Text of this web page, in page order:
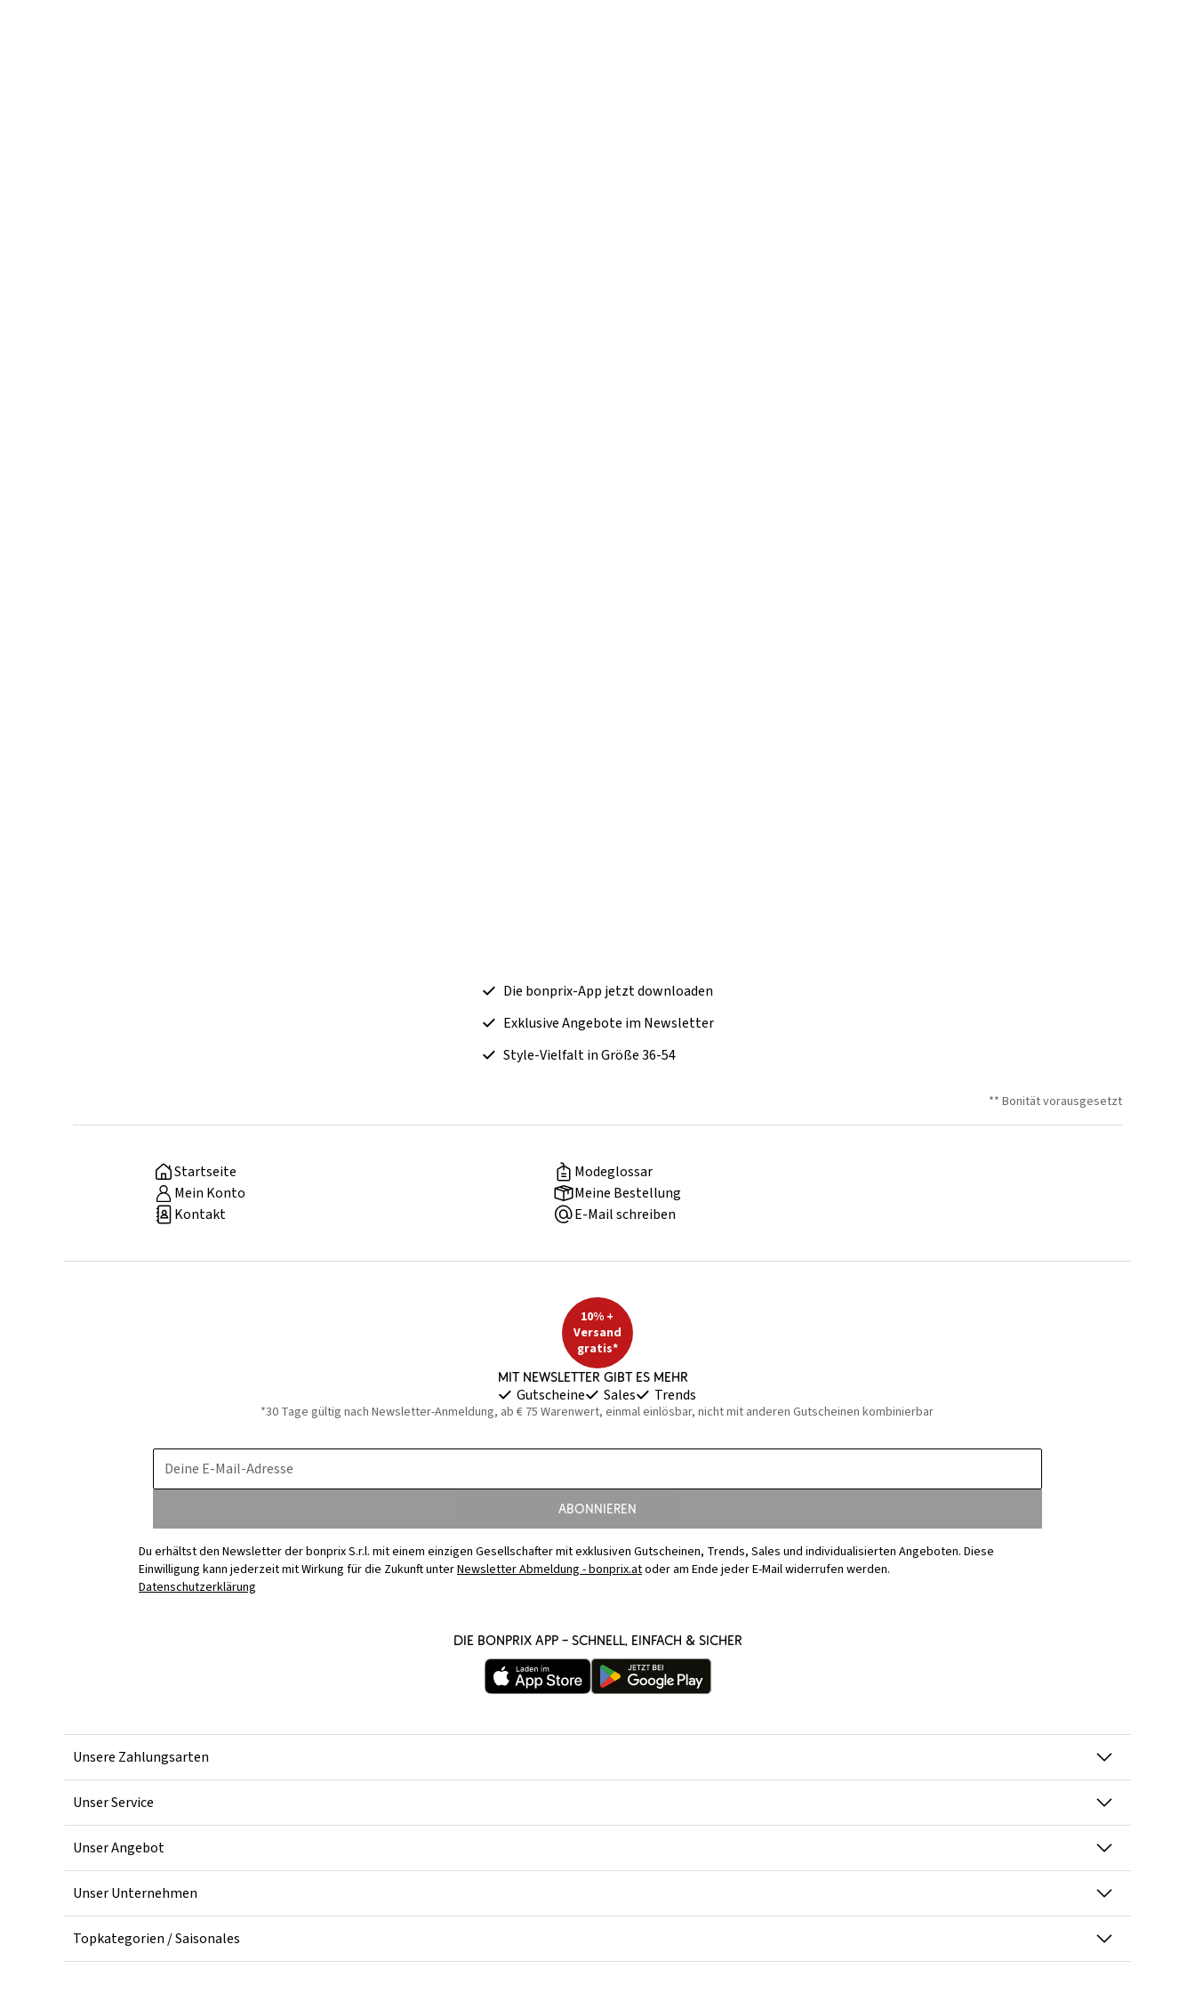
Die bonprix-App jetzt downloaden
Exklusive Angebote im Newsletter
Style-Vielfalt in Größe 36-54
** Bonität vorausgesetzt
Startseite
Modeglossar
Mein Konto
Meine Bestellung
Kontakt
E-Mail schreiben
10% +
Versand
gratis*
Mit Newsletter gibt es mehr
Gutscheine Sales Trends
*30 Tage gültig nach Newsletter-Anmeldung, ab € 75 Warenwert, einmal einlösbar, nicht mit anderen Gutscheinen kombinierbar
Deine E-Mail-Adresse
Abonnieren
Du erhältst den Newsletter der bonprix S.r.l. mit einem einzigen Gesellschafter mit exklusiven Gutscheinen, Trends, Sales und individualisierten Angeboten. Diese
Einwilligung kann jederzeit mit Wirkung für die Zukunft unterNewsletter Abmeldung - bonprix.atoder am Ende jeder E-Mail widerrufen werden.
Datenschutzerklärung
Die bonprix App – schnell, einfach & sicher
Unsere Zahlungsarten
Unser Service
Unser Angebot
Unser Unternehmen
Topkategorien / Saisonales